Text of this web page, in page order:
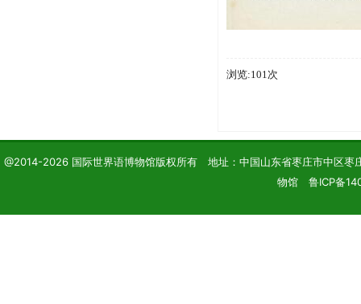
浏览:101次
@2014-2026 国际世界语博物馆版权所有 地址：中国山东省枣庄市中区
物馆 鲁ICP备